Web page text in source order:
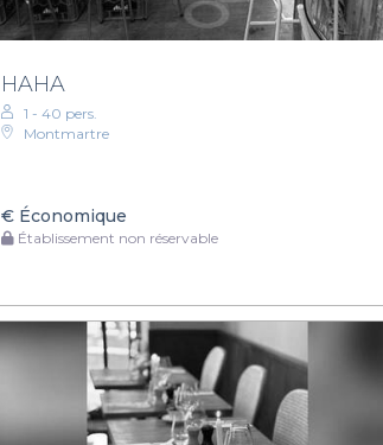
HAHA
1 - 40 pers.
Montmartre
€Économique
Établissement non réservable